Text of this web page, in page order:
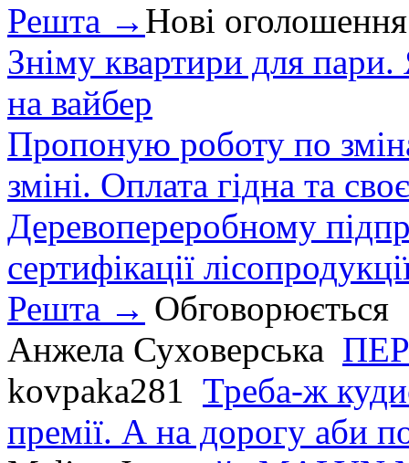
Решта → Нові оголошення
Зніму квартири для
на вайбер
Пропоную роботу по
зміні. Оплата гідна та
Деревопереробному
сертифікації
Решта → Обговорюється
Анжела Суховерська
kovpaka281 Треба-ж
премії. А на дорогу аби